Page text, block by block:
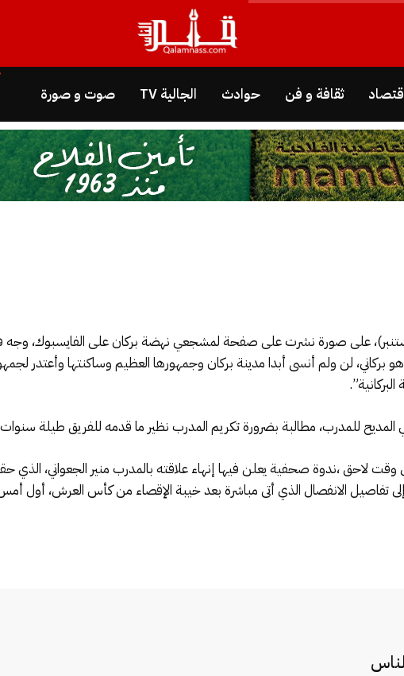
ثقافة و فن حوادث الجالية TV صوت و صورة
منير الجعواني، اليوم الاثنين (2 شتنبر)، على صورة نشرت على صفحة لمشجعي نهضة بركان على
لن ولم أنسى أبدا مدينة بركان وجمهورها العظيم وساكنتها وأعتدر
المديح للمدرب، مطالبة بضرورة تكريم المدرب نظير ما قدمه للفريق طيلة
وقت لاحق ،ندوة صحفية يعلن فيها إنهاء علاقته بالمدرب منير
إلى تفاصيل الانفصال الذي أتى مباشرة بعد خيبة الإقصاء من كأس العرش، أول